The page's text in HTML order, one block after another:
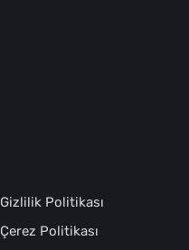
Gizlilik Politikası
Çerez Politikası